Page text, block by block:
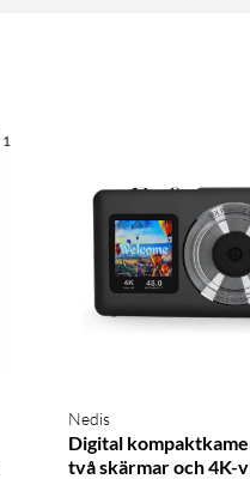
1
Nedis
Digital
två skärmar och 4K-